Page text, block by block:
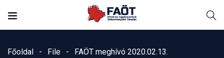
Főoldal File FAÖT meghívó 2020.02.13.